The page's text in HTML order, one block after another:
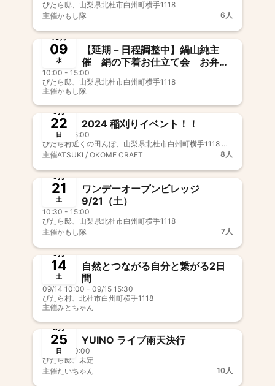
ぴたら邸、山梨県北杜市白州町横手1118
主催かもし隊 6人
終了
10月
09
水
【延期－日程調整中】鍋山純主
催 絹の下着お仕立て会 お弁当
付きです【残席3名】
10:00 - 15:00
ぴたら邸、山梨県北杜市白州町横手1118
主催かもし隊
終了
9月
22
日
2024 稲刈りイベント！！
10:30 - 15:00
ぴたら村近くの田んぼ、山梨県北杜市白州町横手1118 近く
主催ATSUKI / OKOME CRAFT 8人
終了
9月
21
土
ワンデーオープンビレッジ
9/21（土）
10:30 - 15:00
ぴたら邸、山梨県北杜市白州町横手1118
主催かもし隊 7人
終了
9月
14
土
自然とつながる自分と繋がる2日
間
09/14 10:00 - 09/15 15:30
ぴたら村、北杜市白州町横手1118
主催みとちゃん
終了
8月
25
日
YUINO ライブ雨天決行
15:00 - 20:00
ぴたら邸、未定
主催たいちゃん 10人
終了